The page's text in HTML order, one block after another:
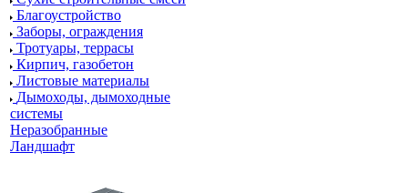
Благоустройство
Заборы, ограждения
Тротуары, террасы
Кирпич, газобетон
Листовые материалы
Дымоходы, дымоходные
системы
Неразобранные
Ландшафт